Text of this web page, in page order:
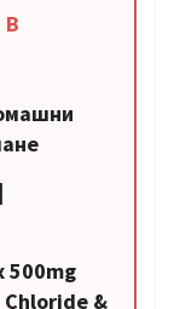
500mg
&